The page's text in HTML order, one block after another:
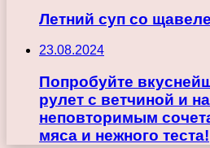
Летний суп со
23.08.2024
Попробуйте
рулет с ветчиной и
неповторимым
мяса и нежного теста!